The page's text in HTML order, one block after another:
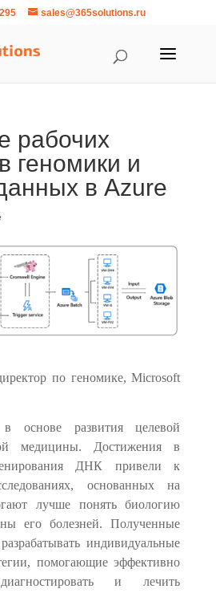
sales@365solutions.ru
рабочих
геномики и
в Azure
по геномике, Microsoft
основе развития целевой
медицины. Достижения в
ДНК привели к
основанных на
лучше понять биологию
его болезней. Полученные
индивидуальные
помогающие эффективно
и лечить